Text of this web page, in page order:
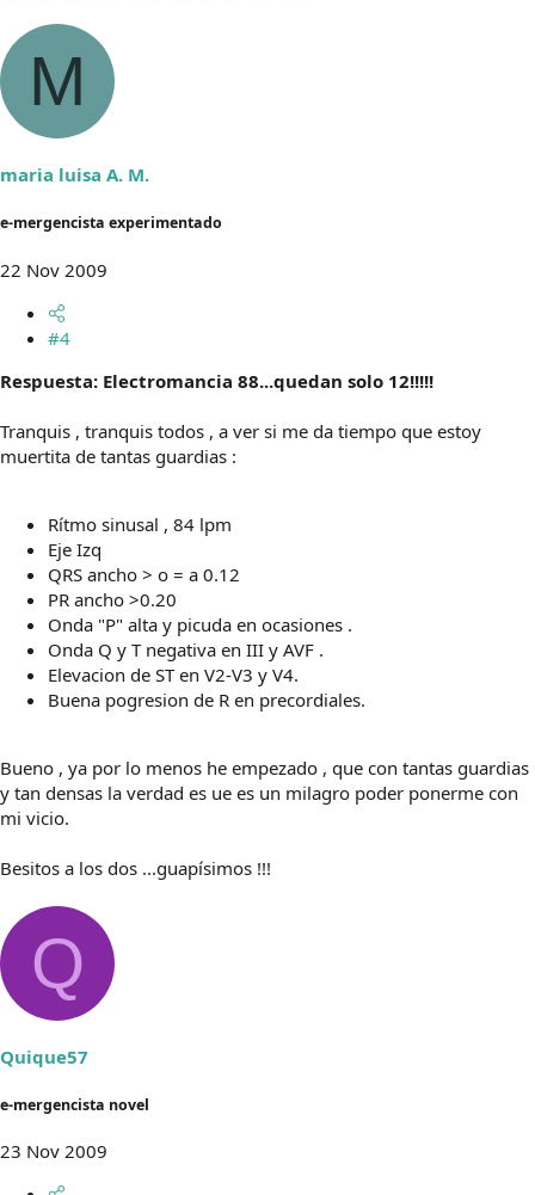
M
maria luisa A. M.
e-mergencista experimentado
22 Nov 2009
#4
Respuesta: Electromancia 88...quedan solo 12!!!!!
Tranquis , tranquis todos , a ver si me da tiempo que estoy
muertita de tantas guardias :
Rítmo sinusal , 84 lpm
Eje Izq
QRS ancho > o = a 0.12
PR ancho >0.20
Onda "P" alta y picuda en ocasiones .
Onda Q y T negativa en III y AVF .
Elevacion de ST en V2-V3 y V4.
Buena pogresion de R en precordiales.
Bueno , ya por lo menos he empezado , que con tantas guardias
y tan densas la verdad es ue es un milagro poder ponerme con
mi vicio.
Besitos a los dos ...guapísimos !!!
Q
Quique57
e-mergencista novel
23 Nov 2009